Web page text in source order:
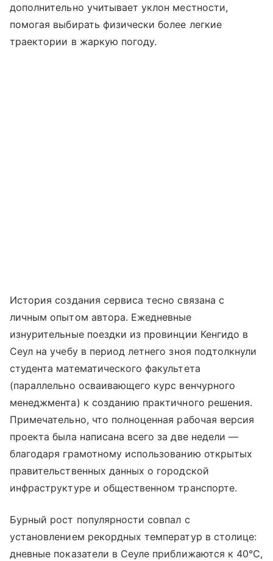
дополнительно учитывает уклон местности,
помогая выбирать физически более легкие
траектории в жаркую погоду.
История создания сервиса тесно связана с
личным опытом автора. Ежедневные
изнурительные поездки из провинции Кенгидо в
Сеул на учебу в период летнего зноя подтолкнули
студента математического факультета
(параллельно осваивающего курс венчурного
менеджмента) к созданию практичного решения.
Примечательно, что полноценная рабочая версия
проекта была написана всего за две недели —
благодаря грамотному использованию открытых
правительственных данных о городской
инфраструктуре и общественном транспорте.
Бурный рост популярности совпал с
установлением рекордных температур в столице:
дневные показатели в Сеуле приближаются к 40°C,